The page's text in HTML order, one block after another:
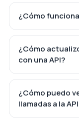
¿Cómo
¿Cómo
con una API?
¿Cómo puedo
llamadas a la